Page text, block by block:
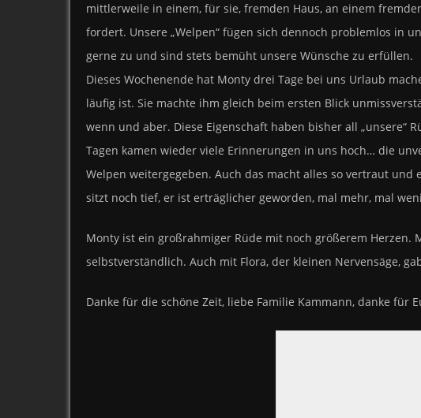
mittlerweile in einem, für sie, fremden Haus, an einem
fordert. Unsere „Welpen“ fügen sich dennoch problemlos in
gerne zu und sind stets bemüht unsere Wünsche zu erfüllen.
Dieses Wochenende hat Monty drei Tage bei uns Urlaub
läufig ist. Sie machte ihm gleich beim ersten Blick
wenn und aber. Diese Eigenschaft haben bisher all „unsere“
Tagen kamen wieder viele Erinnerungen in uns hoch… die
Welpen weitergegeben. Auch das macht alles so vertraut
sitzt noch tief, er ist erträglicher geworden, mal mehr, mal
Monty ist ein großrahmiger Rüde mit noch größerem
selbstverständlich. Auch mit Flora, der kleinen Nervensäge,
Danke für die schöne Zeit, liebe Familie Kammann, danke für